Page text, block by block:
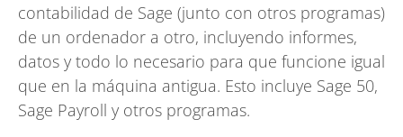
contabilidad de Sage (junto con otros programas)
de un ordenador a otro, incluyendo informes,
datos y todo lo necesario para que funcione igual
que en la máquina antigua. Esto incluye Sage 50,
Sage Payroll y otros programas.